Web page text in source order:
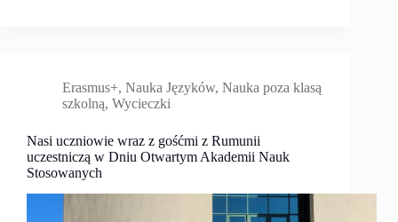
Erasmus+, Nauka Języków, Nauka poza klasą
szkolną, Wycieczki
Nasi uczniowie wraz z gośćmi z Rumunii
uczestniczą w Dniu Otwartym Akademii Nauk
Stosowanych